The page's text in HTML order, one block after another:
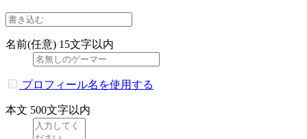
名前(任意) 15文字以内
プロフィール名を使用する
本文 500文字以内